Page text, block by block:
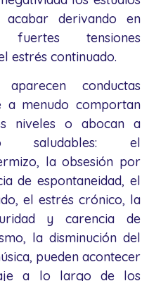
derivando en
tensiones
estrés continuado.
conductas
a menudo comportan
niveles o abocan a
saludables: el
la obsesión por
de espontaneidad, el
el estrés crónico, la
y carencia de
la disminución del
pueden acontecer
a lo largo de los